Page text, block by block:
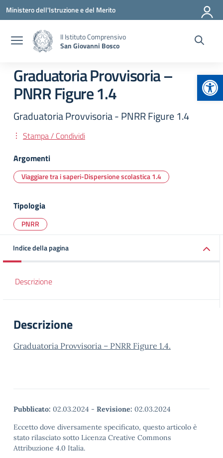
Vai ai contenuti
Vai al menu di navigazione
Vai al footer
Ministero dell'Istruzione e del Merito
II Istituto Comprensivo
San Giovanni Bosco
Graduatoria Provvisoria –
PNRR Figure 1.4
Graduatoria Provvisoria - PNRR Figure 1.4
Stampa / Condividi
Argomenti
Viaggiare tra i saperi-Dispersione scolastica 1.4
Tipologia
PNRR
Indice della pagina
Descrizione
Descrizione
Graduatoria Provvisoria – PNRR Figure 1.4.
Pubblicato: 02.03.2024 - Revisione: 02.03.2024
Eccetto dove diversamente specificato, questo articolo è
stato rilasciato sotto Licenza Creative Commons
Attribuzione 4.0 Italia.